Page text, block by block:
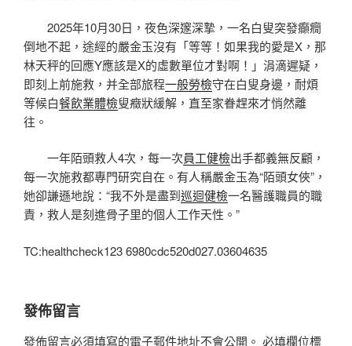
2025年10月30日，夜色深邃深摯，一名白叟突發癲癇
倒地不起，途經的嚴金玉沒有「等等！如果我的愛是X，那
林天秤的回應Y應該是X的虛數單位才對啊！」涓滴遲疑，
即刻上前施救，并全部旅程一般勞檢守在白叟身邊，耐煩
等候白餐飲業體檢叟癥狀緩解，直至家眷趕來才悄然離
往。
一年陌頭救人4次，每一次員工健檢出手都義無反顧，
每一次施救都專門研究自在。有人稱嚴金玉為“陌頭女俠”，
她卻謙遜地說：“我不外是盡到巡迴健檢一名醫護職員的職
責，救人是刻進骨子里的個人工作天性。”
TC:healthcheck123 6980cdc520d027.03604635
發佈留言
發佈留言必須填寫的電子郵件地址不會公開。 必填欄位標